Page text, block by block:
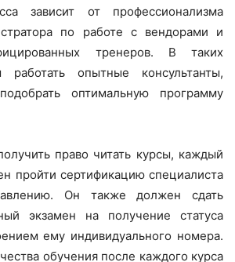
зависит от профессионализма
по работе с вендорами и
тренеров. В таких
опытные консультанты,
оптимальную программу
право читать курсы, каждый
пройти сертификацию специалиста
Он также должен сдать
экзамен на получение статуса
ему индивидуального номера.
обучения после каждого курса